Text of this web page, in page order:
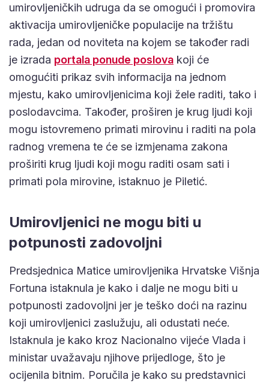
umirovljeničkih udruga da se omogući i promovira
aktivacija umirovljeničke populacije na tržištu
rada, jedan od noviteta na kojem se također radi
je izrada portala ponude poslova koji će
omogućiti prikaz svih informacija na jednom
mjestu, kako umirovljenicima koji žele raditi, tako i
poslodavcima. Također, proširen je krug ljudi koji
mogu istovremeno primati mirovinu i raditi na pola
radnog vremena te će se izmjenama zakona
proširiti krug ljudi koji mogu raditi osam sati i
primati pola mirovine, istaknuo je Piletić.
Umirovljenici ne mogu biti u
potpunosti zadovoljni
Predsjednica Matice umirovljenika Hrvatske Višnja
Fortuna istaknula je kako i dalje ne mogu biti u
potpunosti zadovoljni jer je teško doći na razinu
koji umirovljenici zaslužuju, ali odustati neće.
Istaknula je kako kroz Nacionalno vijeće Vlada i
ministar uvažavaju njihove prijedloge, što je
ocijenila bitnim. Poručila je kako su predstavnici